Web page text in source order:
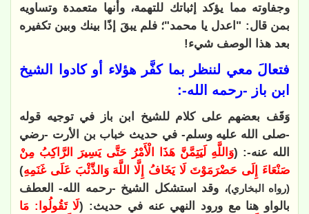
وجفاوته مما يؤكد إثباتك للتهمة، وأنها متعمدة وتساويه
بمن قال: "اعدل يا محمد"؛ فلم يبقَ إذًا بينك وبين تكفيره
بعد هذا الوصف شيء!
فتعالَ معي لننظر بما كفَّر هؤلاء أو كادوا الشيخ
ابن باز -رحمه الله-:
وَقَف بعضهم على كلام للشيخ ابن باز في توجيه قوله
-صلى الله عليه وسلم- في حديث خباب بن الأرت -رضي
الله عنه-: (وَاللَّهِ لَيَتِمَّنَّ هَذَا الْأَمْرُ حَتَّى يَسِيرَ الرَّاكِبُ مِنْ
صَنْعَاءَ إِلَى حَضْرَمَوْتَ لَا يَخَافُ إِلَّا اللَّهَ وَالذِّئْبَ عَلَى غَنَمِهِ)
(رواه البخاري)، وقد استشكل الشيخ -رحمه الله- العطف
بالواو هنا مع ورود النهي عنه في حديث: (لَا تَقُولُوا: مَا